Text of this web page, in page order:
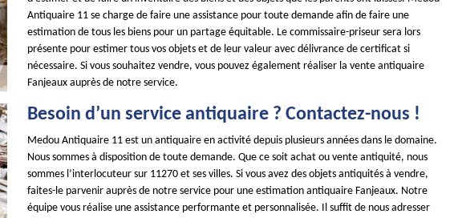
Antiquaire 11 se charge de faire une assistance pour toute demande afin de faire une
estimation de tous les biens pour un partage équitable. Le commissaire-priseur sera lors
présente pour estimer tous vos objets et de leur valeur avec délivrance de certificat si
nécessaire. Si vous souhaitez vendre, vous pouvez également réaliser la vente antiquaire
Fanjeaux auprès de notre service.
Besoin d’un service antiquaire ? Contactez-nous !
Medou Antiquaire 11 est un antiquaire en activité depuis plusieurs années dans le domaine.
Nous sommes à disposition de toute demande. Que ce soit achat ou vente antiquité, nous
sommes l’interlocuteur sur 11270 et ses villes. Si vous avez des objets antiquités à vendre,
faites-le parvenir auprès de notre service pour une estimation antiquaire Fanjeaux. Notre
équipe vous réalise une assistance performante et personnalisée. Il suffit de nous adresser